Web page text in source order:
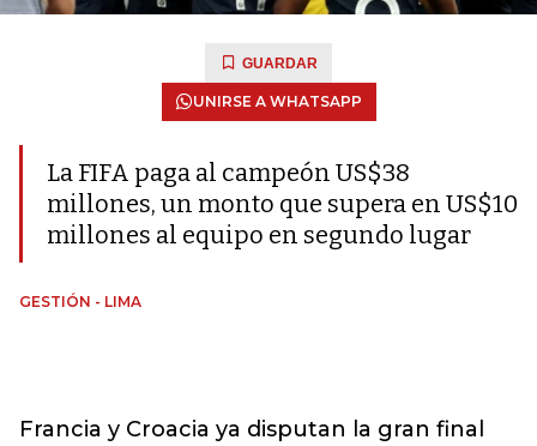
GUARDAR
UNIRSE A WHATSAPP
La FIFA paga al campeón US$38
millones, un monto que supera en US$10
millones al equipo en segundo lugar
GESTIÓN - LIMA
Francia y Croacia ya disputan la gran final